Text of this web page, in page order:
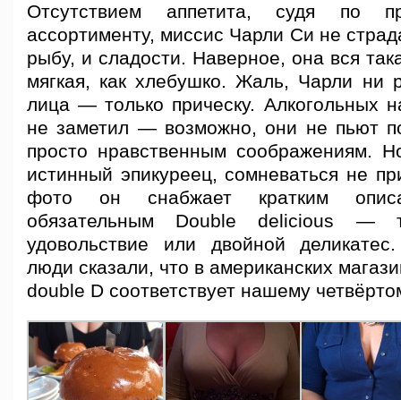
Отсутствием аппетита, судя по
ассортименту, миссис Чарли Си не
рыбу, и сладости. Наверное, она вся
мягкая, как хлебушко. Жаль, Чарли ни
лица — только прическу. Алкогольных
не заметил — возможно, они не пьют
просто нравственным соображениям.
истинный эпикуреец, сомневаться не
фото он снабжает кратким
обязательным Double delicious —
удовольствие или двойной
люди сказали, что в американских
double D соответствует нашему